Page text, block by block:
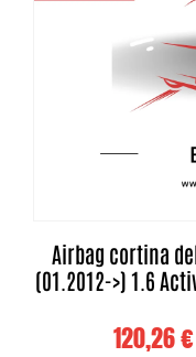
Airbag cortina
(01.2012->) 1.6
120,26€